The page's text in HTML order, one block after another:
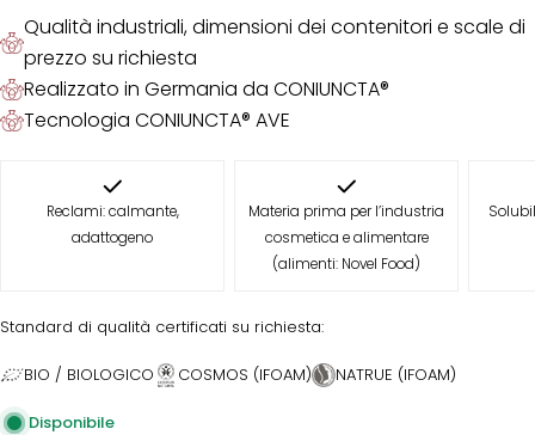
Qualità industriali, dimensioni dei contenitori e scale di
prezzo su richiesta
Realizzato in Germania da CONIUNCTA®
Tecnologia CONIUNCTA® AVE
Reclami: calmante,
adattogeno
Materia prima per l’industria
cosmetica e alimentare
(alimenti: Novel Food)
Standard di qualità certificati su richiesta:
BIO / BIOLOGICO COSMOS (IFOAM) NATRUE (IFOAM)
Disponibile